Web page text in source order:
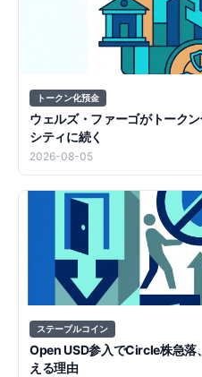
トークン化預金
ウェルズ・ファーゴがトーク
シティに続く
2026-08-05
ステーブルコイン
Open USD参入でCircle株急落
える理由